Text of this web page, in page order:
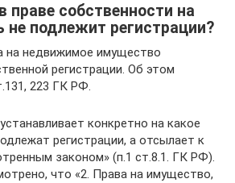
праве собственности на
подлежит регистрации?
на недвижимое имущество
регистрации. Об этом
223 ГК РФ.
конкретно на какое
регистрации, а отсылает к
законом» (п.1 ст.8.1. ГК РФ).
что «2. Права на имущество,